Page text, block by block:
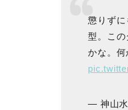
懲りずに
型。こ
かな。
— 神山